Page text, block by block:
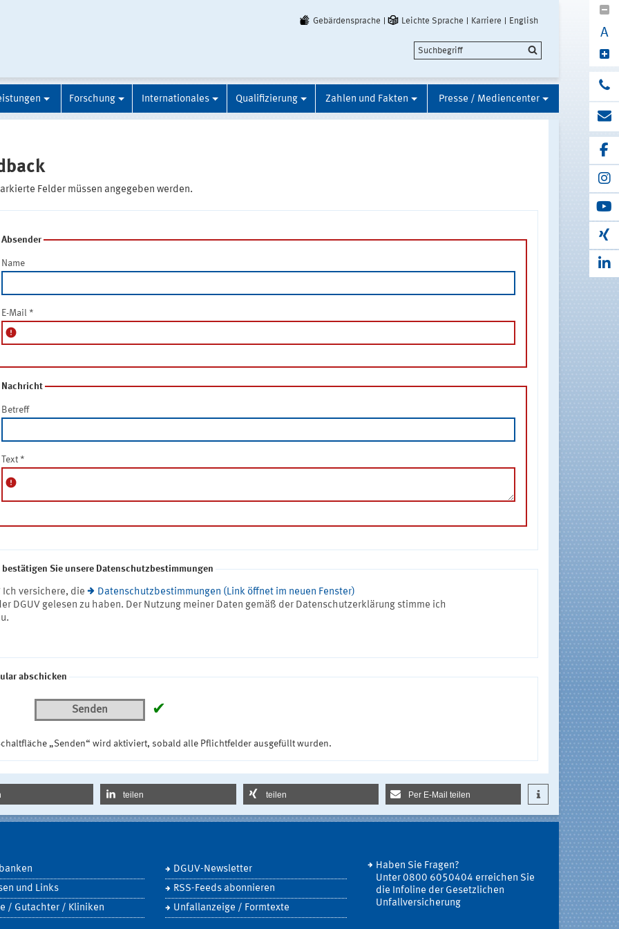
Gebärdensprache Leichte Sprache Karriere English
A
Forschung Internationales Qualifizierung Zahlen und Fakten Presse / Mediencenter
Felder müssen angegeben werden.
Absender
Name
E-Mail *
error
Nachricht
Betreff
Text *
error
Sie unsere Datenschutzbestimmungen
Ich versichere, die
Datenschutzbestimmungen (Link öffnet im neuen Fenster)
DGUV gelesen zu haben. Der Nutzung meiner Daten gemäß der Datenschutzerklärung stimme ich
abschicken
Senden ✔
„Senden“ wird aktiviert, sobald alle Pflichtfelder ausgefüllt wurden.
teilen teilen Per E-Mail teilen
und Links
/ Gutachter / Kliniken
DGUV-Newsletter
RSS-Feeds abonnieren
Unfallanzeige / Formtexte
Haben Sie Fragen?
Unter 0800 6050404 erreichen Sie
die Infoline der Gesetzlichen
Unfallversicherung